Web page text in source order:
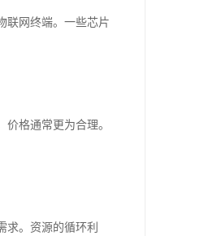
联网终端。一些芯片
格通常更为合理。
求。资源的循环利